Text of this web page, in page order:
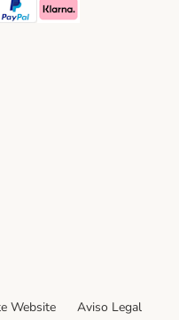
Method
Method
Payment Method
Payment Method
Klarna Payment Method
Method
Method
Website Aviso Legal